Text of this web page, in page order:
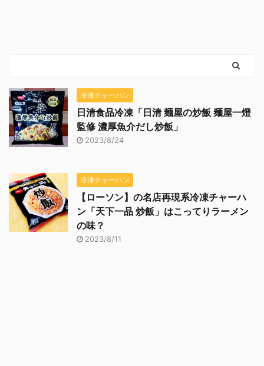
冷凍チャーハン
日清食品冷凍「日清 麺屋の炒飯 麺屋一燈
監修 濃厚魚介だし炒飯」
2023/8/24
冷凍チャーハン
【ローソン】の名店再現系冷凍チャーハ
ン「天下一品 炒飯」はこってりラーメン
の味？
2023/8/11